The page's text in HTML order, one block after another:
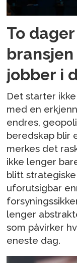
To
jobber i
Det starter
med en
endres,
beredskap blir
merkes det
ikke lenger
blitt
uforutsigbar
lenger
som påvirker
eneste dag.